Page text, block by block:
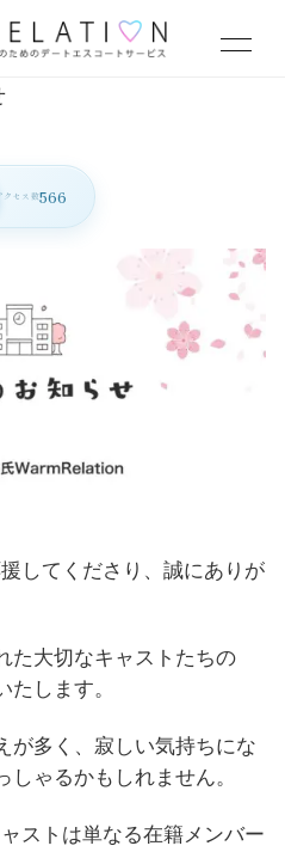
クセス数566
してくださり、誠にありが
た大切なキャストたちの
たします。
が多く、寂しい気持ちにな
ゃるかもしれません。
ストは単なる在籍メンバー